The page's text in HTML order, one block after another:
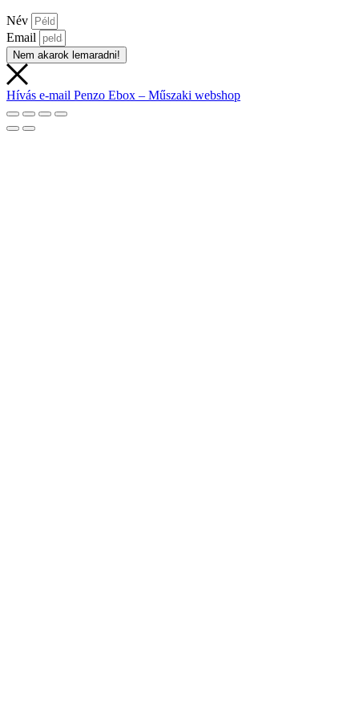
Név
Email
Nem akarok lemaradni!
Hívás e-mail Penzo Ebox – Műszaki webshop